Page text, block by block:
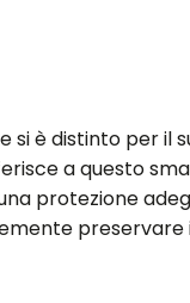
si è distinto per il
a questo
protezione
preservare